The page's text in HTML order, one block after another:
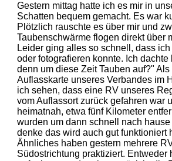
Gestern mittag hatte ich es mir in
Schatten bequem gemacht. Es war
Plötzlich rauschte es über mir und
Taubenschwärme flogen direkt über
Leider ging alles so schnell, dass
oder fotografieren konnte. Ich dachte
denn um diese Zeit Tauben auf?"
Auflasskarte unseres Verbandes im
ich sehen, dass eine RV unseres
vom Auflassort zurück gefahren war
heimatnah, etwa fünf Kilometer
wurden um dann schnell nach
denke das wird auch gut funktioniert
Ähnliches haben gestern mehrere
Südostrichtung praktiziert. Entweder